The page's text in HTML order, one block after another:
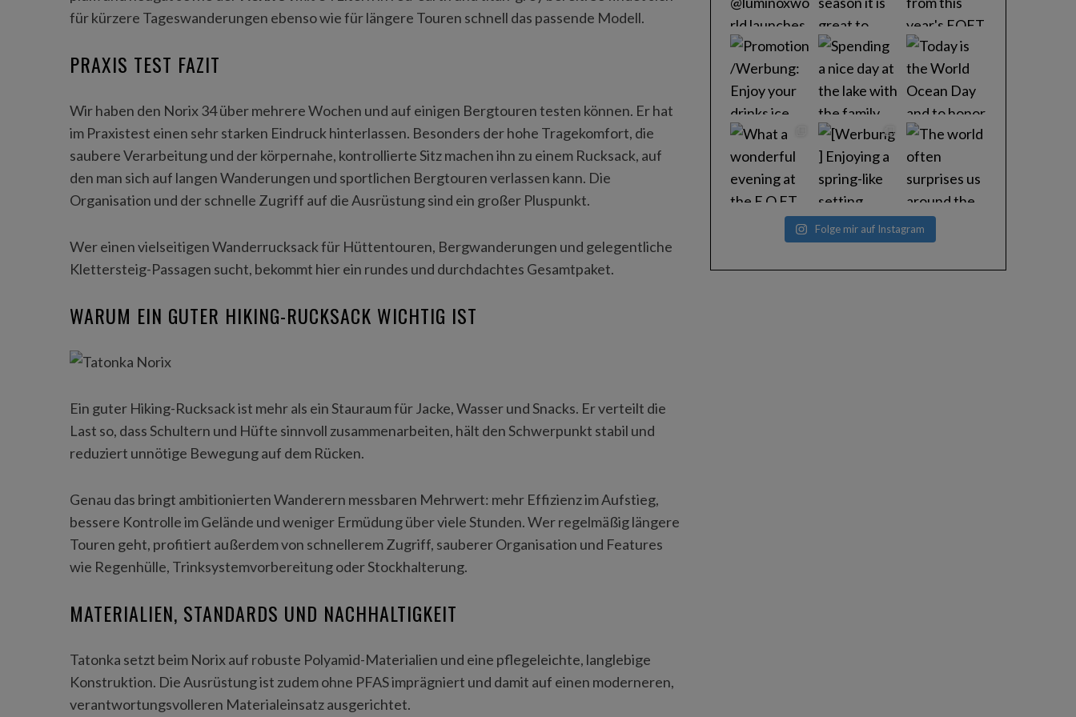
für kürzere Tageswanderungen ebenso wie für längere Touren schnell das passende Modell.
PRAXIS TEST FAZIT
Wir haben den Norix 34 über mehrere Wochen und auf einigen Bergtouren testen können. Er hat
im Praxistest einen sehr starken Eindruck hinterlassen. Besonders der hohe Tragekomfort, die
saubere Verarbeitung und der körpernahe, kontrollierte Sitz machen ihn zu einem Rucksack, auf
den man sich auf langen Wanderungen und sportlichen Bergtouren verlassen kann. Die
Organisation und der schnelle Zugriff auf die Ausrüstung sind ein großer Pluspunkt.
Wer einen vielseitigen Wanderrucksack für Hüttentouren, Bergwanderungen und gelegentliche
Klettersteig-Passagen sucht, bekommt hier ein rundes und durchdachtes Gesamtpaket.
WARUM EIN GUTER HIKING-RUCKSACK WICHTIG IST
Ein guter Hiking-Rucksack ist mehr als ein Stauraum für Jacke, Wasser und Snacks. Er verteilt die
Last so, dass Schultern und Hüfte sinnvoll zusammenarbeiten, hält den Schwerpunkt stabil und
reduziert unnötige Bewegung auf dem Rücken.
Genau das bringt ambitionierten Wanderern messbaren Mehrwert: mehr Effizienz im Aufstieg,
bessere Kontrolle im Gelände und weniger Ermüdung über viele Stunden. Wer regelmäßig längere
Touren geht, profitiert außerdem von schnellerem Zugriff, sauberer Organisation und Features
wie Regenhülle, Trinksystemvorbereitung oder Stockhalterung.
MATERIALIEN, STANDARDS UND NACHHALTIGKEIT
Tatonka setzt beim Norix auf robuste Polyamid-Materialien und eine pflegeleichte, langlebige
Konstruktion. Die Ausrüstung ist zudem ohne PFAS imprägniert und damit auf einen moderneren,
verantwortungsvolleren Materialeinsatz ausgerichtet.
Folge mir auf Instagram